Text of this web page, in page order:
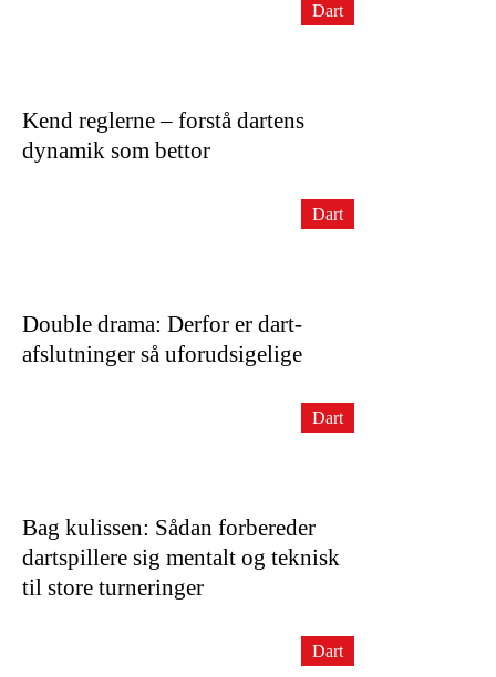
Kend reglerne – forstå dartens
dynamik som bettor
Dart
Double drama: Derfor er dart-
afslutninger så uforudsigelige
Dart
Bag kulissen: Sådan forbereder
dartspillere sig mentalt og teknisk
til store turneringer
Dart
Dart